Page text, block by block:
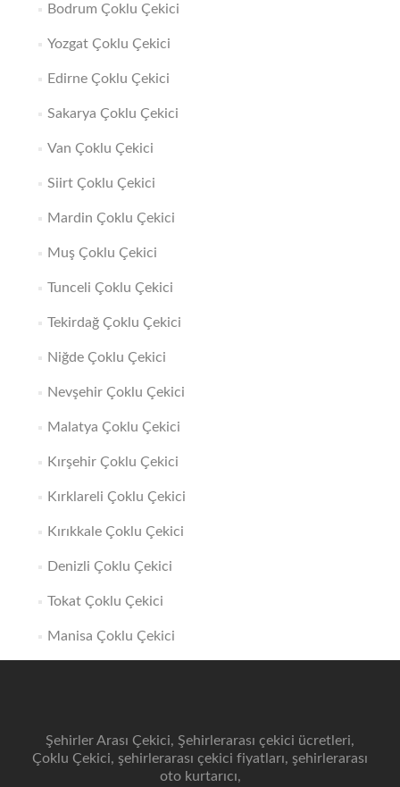
Bodrum Çoklu Çekici
Yozgat Çoklu Çekici
Edirne Çoklu Çekici
Sakarya Çoklu Çekici
Van Çoklu Çekici
Siirt Çoklu Çekici
Mardin Çoklu Çekici
Muş Çoklu Çekici
Tunceli Çoklu Çekici
Tekirdağ Çoklu Çekici
Niğde Çoklu Çekici
Nevşehir Çoklu Çekici
Malatya Çoklu Çekici
Kırşehir Çoklu Çekici
Kırklareli Çoklu Çekici
Kırıkkale Çoklu Çekici
Denizli Çoklu Çekici
Tokat Çoklu Çekici
Manisa Çoklu Çekici
Şehirler Arası Çekici, Şehirlerarası çekici ücretleri,
Çoklu Çekici, şehirlerarası çekici fiyatları, şehirlerarası
oto kurtarıcı,